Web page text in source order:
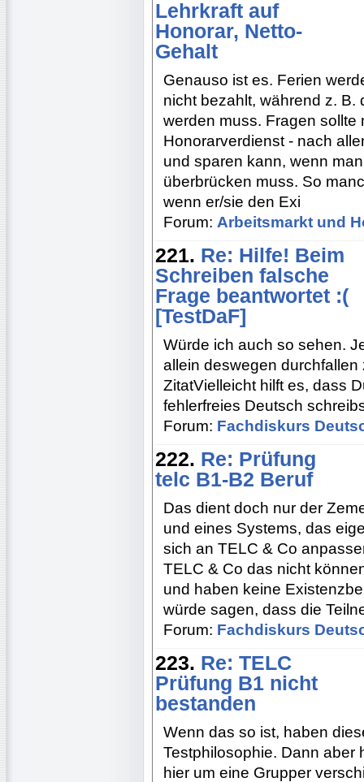
Lehrkraft auf
Honorar, Netto-
Gehalt
Genauso ist es. Ferien
nicht bezahlt, während z. B.
werden muss. Fragen
Honorarverdienst - nach
und sparen kann, wenn
überbrücken muss. So
wenn er/sie den Exi
Forum: Arbeitsmarkt und
221. Re: Hilfe! Beim
Schreiben falsche
Frage beantwortet :(
[TestDaF]
Würde ich auch so sehen.
allein deswegen
ZitatVielleicht hilft es, dass
fehlerfreies Deutsch
Forum: Fachdiskurs
222. Re: Prüfung
telc B1-B2 Beruf
Das dient doch nur der
und eines Systems, das
sich an TELC & Co
TELC & Co das nicht
und haben keine
würde sagen, dass die
Forum: Fachdiskurs
223. Re: TELC
Prüfung B1 nicht
bestanden
Wenn das so ist, haben
Testphilosophie. Dann aber
hier um eine Grupper